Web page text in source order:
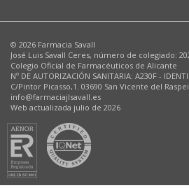
© 2026 Farmacia Savall
José Luis Savall Ceres, número de colegiado:
Colegio Oficial de Farmacéuticos de Alicante
Nº DE AUTORIZACIÓN SANITARIA: A230F -
C/Pintor Picasso,1. 03690 San Vicente del
info@farmaciajlsavall.es
Web actualizada julio de 2026